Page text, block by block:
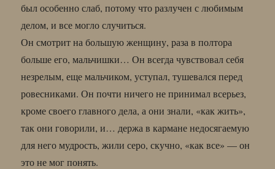
был особенно слаб, потому что разлучен с любимым
делом, и все могло случиться.
Он смотрит на большую женщину, раза в полтора
больше его, мальчишки… Он всегда чувствовал себя
незрелым, еще мальчиком, уступал, тушевался перед
ровесниками. Он почти ничего не принимал всерьез,
кроме своего главного дела, а они знали, «как жить»,
так они говорили, и… держа в кармане недосягаемую
для него мудрость, жили серо, скучно, «как все» — он
это не мог понять.